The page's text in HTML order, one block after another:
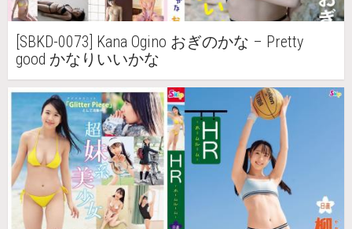
[SBKD-0073] Kana Ogino おぎのかな – Pretty
good かなりいいかな